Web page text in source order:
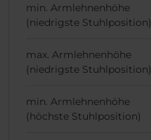
min. Armlehnenhöhe
(niedrigste Stuhlposition)
max. Armlehnenhöhe
(niedrigste Stuhlposition)
min. Armlehnenhöhe
(höchste Stuhlposition)